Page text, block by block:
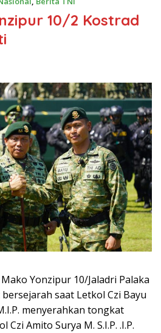
10/2 Kostrad
Yonzipur 10/Jaladri Palaka
saat Letkol Czi Bayu
menyerahkan tongkat
Amito Surya M. S.I.P. .I.P.